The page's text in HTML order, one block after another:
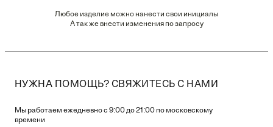
Любое изделие можно нанести свои инициалы
А так же внести изменения по запросу
НУЖНА ПОМОЩЬ? СВЯЖИТЕСЬ С НАМИ
Мы работаем ежедневно с 9:00 до 21:00 по московскому
времени